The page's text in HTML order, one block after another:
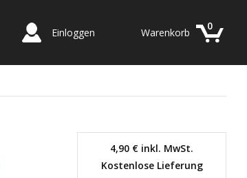
Einloggen
0
Warenkorb
4,90 € inkl. MwSt.
Kostenlose Lieferung